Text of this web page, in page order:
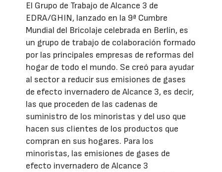
El Grupo de Trabajo de Alcance 3 de
EDRA/GHIN, lanzado en la 9ª Cumbre
Mundial del Bricolaje celebrada en Berlín, es
un grupo de trabajo de colaboración formado
por las principales empresas de reformas del
hogar de todo el mundo. Se creó para ayudar
al sector a reducir sus emisiones de gases
de efecto invernadero de Alcance 3, es decir,
las que proceden de las cadenas de
suministro de los minoristas y del uso que
hacen sus clientes de los productos que
compran en sus hogares. Para los
minoristas, las emisiones de gases de
efecto invernadero de Alcance 3